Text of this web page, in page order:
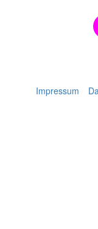
Impressum